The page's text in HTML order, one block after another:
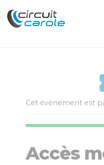
Cet évènement est
Accès